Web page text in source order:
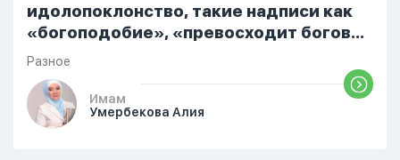
идолопоклонство, такие надписи как
«богоподобие», «превосходит богов»,
но при этом человек полностью
признает и соблюдает все столпы
Ислама и эта игра не мешает ему
выполнять ему его обязанности по
Разное
Имам
Умербекова Алия